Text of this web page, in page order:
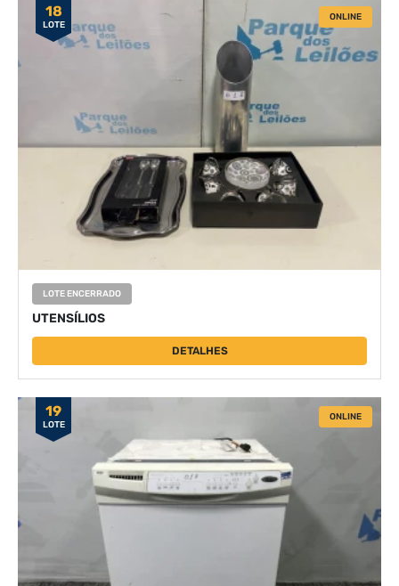
18
LOTE
ONLINE
LOTE ENCERRADO
UTENSÍLIOS
DETALHES
19
LOTE
ONLINE